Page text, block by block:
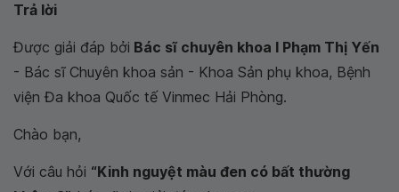
Trả lời
Được giải đáp bởi Bác sĩ chuyên khoa I Phạm Thị Yến
- Bác sĩ Chuyên khoa sản - Khoa Sản phụ khoa, Bệnh
viện Đa khoa Quốc tế Vinmec Hải Phòng.
Chào bạn,
Với câu hỏi “Kinh nguyệt màu đen có bất thường